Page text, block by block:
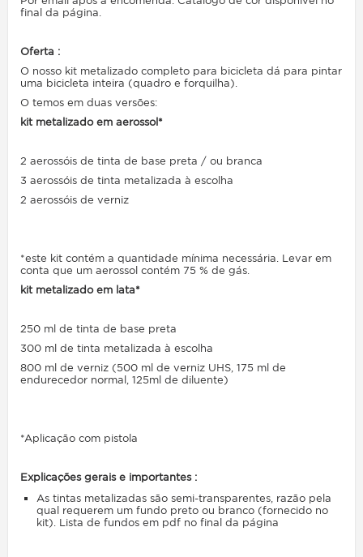
final da página.
Oferta :
O nosso kit metalizado completo para bicicleta dá para pintar
uma bicicleta inteira (quadro e forquilha).
O temos em duas versões:
kit metalizado em aerossol*
2 aerossóis de tinta de base preta / ou branca
3 aerossóis de tinta metalizada à escolha
2 aerossóis de verniz
*este kit contém a quantidade mínima necessária. Levar em
conta que um aerossol contém 75 % de gás.
kit metalizado em lata*
250 ml de tinta de base preta
300 ml de tinta metalizada à escolha
800 ml de verniz (500 ml de verniz UHS, 175 ml de
endurecedor normal, 125ml de diluente)
*Aplicação com pistola
Explicações gerais e importantes :
As tintas metalizadas são semi-transparentes, razão pela
qual requerem um fundo preto ou branco (fornecido no
kit). Lista de fundos em pdf no final da página